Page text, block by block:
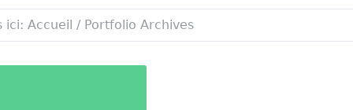
ici: Accueil / Portfolio Archives